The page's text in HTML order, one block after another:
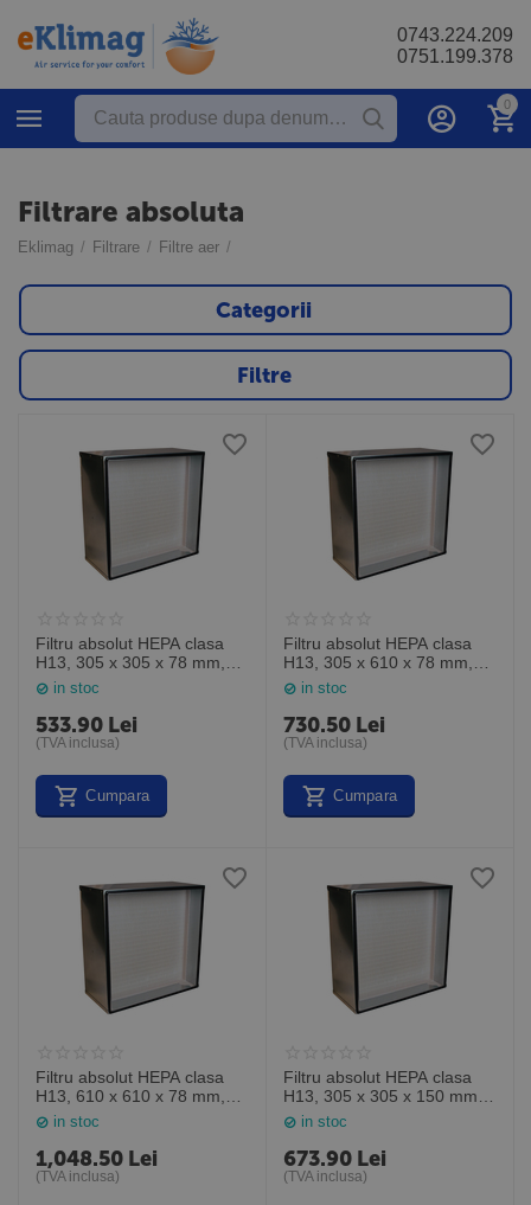
0743.224.209
0751.199.378
0
Filtrare absoluta
Eklimag / Filtrare / Filtre aer /
Categorii
Filtre
Filtru absolut HEPA clasa
H13, 305 x 305 x 78 mm,
MP131212M3, General
Filter Italia
in stoc
533.90 Lei
(TVA inclusa)
Cumpara
Filtru absolut HEPA clasa
H13, 305 x 610 x 78 mm,
MP131224M3, General
Filter Italia
in stoc
730.50 Lei
(TVA inclusa)
Cumpara
Filtru absolut HEPA clasa
H13, 610 x 610 x 78 mm,
MP132424M3, General
Filter Italia
in stoc
1,048.50 Lei
(TVA inclusa)
Filtru absolut HEPA clasa
H13, 305 x 305 x 150 mm,
MP131212M6, General
Filter Italia
in stoc
673.90 Lei
(TVA inclusa)